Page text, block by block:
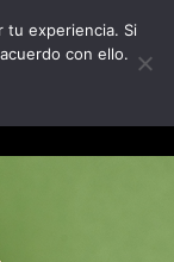
tu experiencia. Si
con ello.